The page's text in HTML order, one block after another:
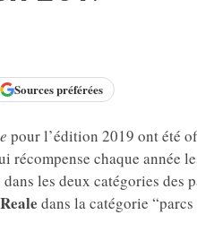
Sources préférées
pour l’édition 2019 ont été
récompense chaque année
les deux catégories des
dans la catégorie